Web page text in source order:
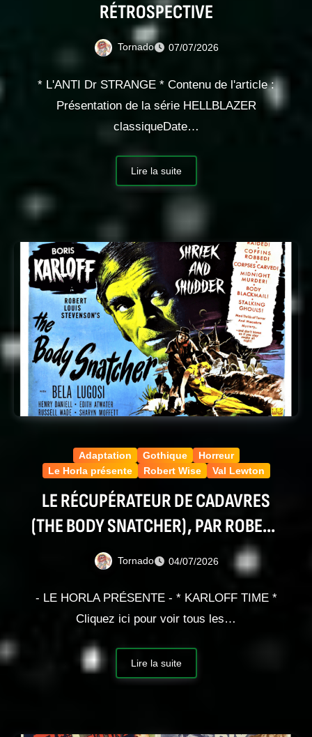
RÉTROSPECTIVE
Tornado 07/07/2026
* L'ANTI Dr STRANGE * Contenu de l'article :
Présentation de la série HELLBLAZER
classiqueDate…
Lire la suite
Adaptation Gothique
Horreur
Le Horla présente
Robert Wise Val Lewton
LE RÉCUPÉRATEUR DE CADAVRES
(THE BODY SNATCHER), PAR ROBERT
WISE
Tornado 04/07/2026
- LE HORLA PRÉSENTE - * KARLOFF TIME *
Cliquez ici pour voir tous les…
Lire la suite